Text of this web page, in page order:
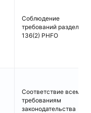
Соблюдение
требований раздела
136(2) PHFO
Соответствие всем
требованиям
законодательства